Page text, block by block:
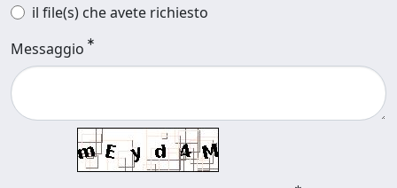
il file(s) che avete richiesto
Messaggio